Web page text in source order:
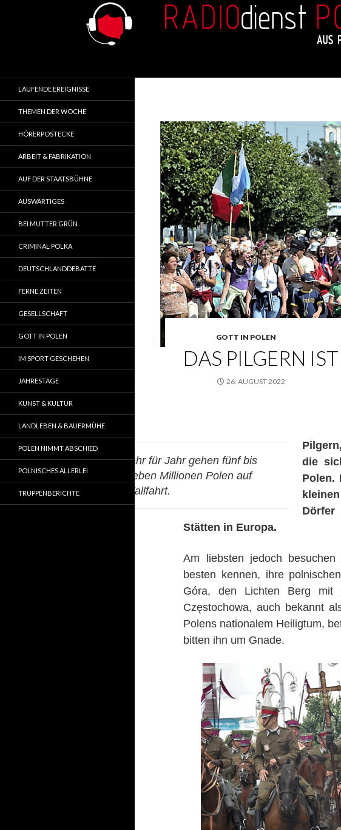
GOTT IN POLEN
DAS PILGERN
26. AUGUST 2022
Jahr für Jahr gehen fünf bis
sieben Millionen Polen auf
Wallfahrt.
die
Polen.
Stätten in Europa.
Am liebsten jedoch
besten kennen, ihre
Góra, den Lichten Berg mit
Częstochowa, auch bekannt
Polens nationalem Heiligtum,
bitten ihn um Gnade.
LAUFENDE EREIGNISSE
THEMEN DER WOCHE
HÖRERPOSTECKE
ARBEIT & FABRIKATION
AUF DER STAATSBÜHNE
AUSWÄRTIGES
BEI MUTTER GRÜN
CRIMINAL POLKA
DEUTSCHLANDDEBATTE
FERNE ZEITEN
GESELLSCHAFT
GOTT IN POLEN
IM SPORT GESCHEHEN
JAHRESTAGE
KUNST & KULTUR
LANDLEBEN & BAUERMÜHE
POLEN NIMMT ABSCHIED
POLNISCHES ALLERLEI
TRUPPENBERICHTE